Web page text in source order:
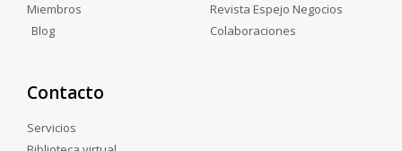
Miembros
Blog
Revista Espejo Negocios
Colaboraciones
Contacto
Servicios